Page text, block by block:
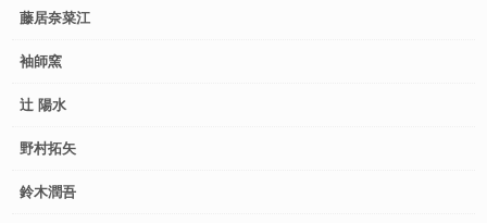
藤居奈菜江
袖師窯
辻 陽水
野村拓矢
鈴木潤吾